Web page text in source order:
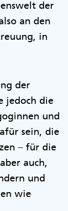
der
an den
in
der
jedoch die
und
sein, die
– für die
auch,
und
wie